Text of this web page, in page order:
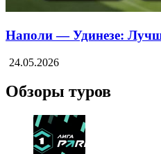
Наполи — Удинезе:
24.05.2026
Обзоры туров